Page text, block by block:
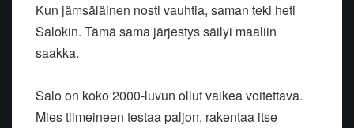
Kun jämsäläinen nosti vauhtia, saman teki heti
Salokin. Tämä sama järjestys säilyi maaliin
saakka.
Salo on koko 2000-luvun ollut vaikea voitettava.
Mies tiimeineen testaa paljon, rakentaa itse